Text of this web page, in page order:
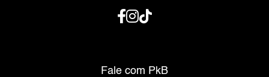
Fale com PkB